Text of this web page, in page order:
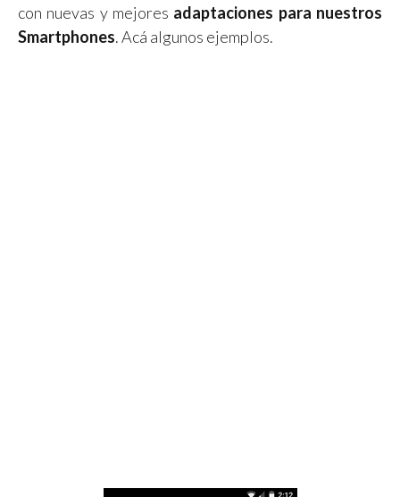
con nuevas y mejores adaptaciones para nuestros
Smartphones. Acá algunos ejemplos.